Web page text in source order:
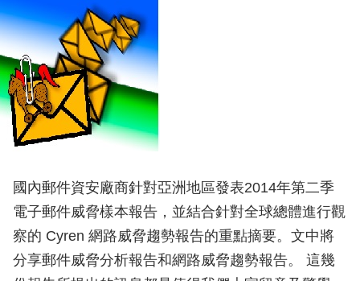
國內郵件資安廠商針對亞洲地區發表2014年第二季
電子郵件威脅樣本報告，並結合針對全球總體進行觀
察的 Cyren 網路威脅趨勢報告的重點摘要。文中將
分享郵件威脅分析報告和網路威脅趨勢報告。 這幾